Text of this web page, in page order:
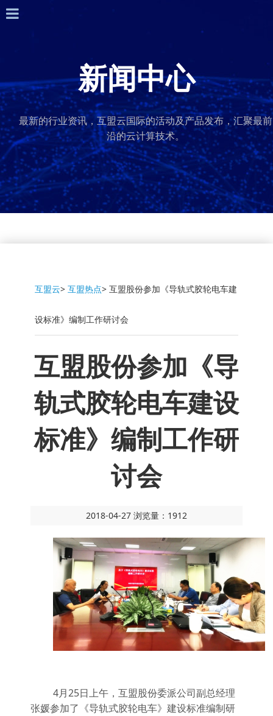
新闻中心
最新的行业资讯，互盟云国际的活动及产品发布，汇聚最前
沿的云计算技术。
互盟云> 互盟热点>互盟股份参加《导轨式胶轮电车建
设标准》编制工作研讨会
互盟股份参加《导
轨式胶轮电车建设
标准》编制工作研
讨会
2018-04-27 浏览量：1912
4月25日上午，互盟股份委派公司副总经理
张媛参加了《导轨式胶轮电车》建设标准编制研